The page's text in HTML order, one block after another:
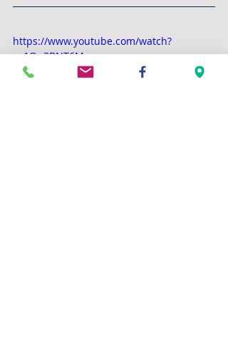
https://www.youtube.com/watch?
v=1Qp3BNT6Mng